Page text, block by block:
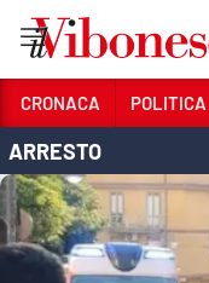
Sezioni
CRONACA
POLITICA
CRONACA POLITICA
ARRESTO